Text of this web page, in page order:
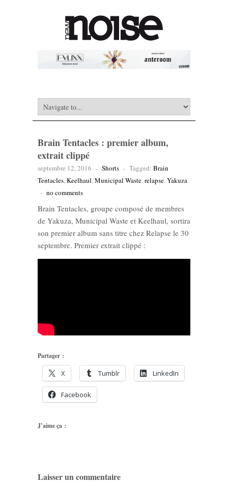
Brain Tentacles : premier album,
extrait clippé
septembre 12, 2016 - Shorts - Tagged: Brain
Tentacles,Keelhaul,Municipal Waste,relapse,Yakuza
- no comments
Brain Tentacles, groupe composé de membres
de Yakuza, Municipal Waste et Keelhaul, sortira
son premier album sans titre chez Relapse le 30
septembre. Premier extrait clippé :
Partager :
X Tumblr LinkedIn
Facebook
J’aime ça :
Laisser un commentaire